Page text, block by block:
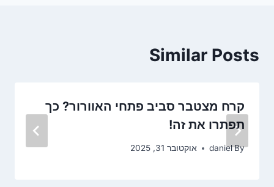
Similar Posts
קרח מצטבר סביב פתחי האוורור? כך
תפתרו את זה!
By
daniel אוקטובר 31, 2025